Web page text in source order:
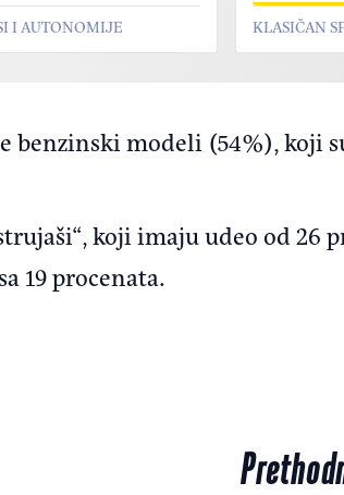
I AUTONOMIJE KLASIČAN
benzinski modeli (54%), koji
koji imaju udeo od 26
19 procenata.